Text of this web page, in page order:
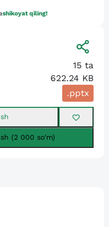
shikoyat qiling!
15 ta
622.24 KB
.pptx
(2 000 so'm)